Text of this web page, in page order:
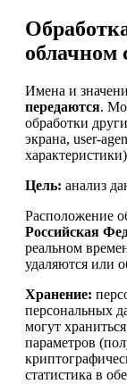
облачном
Имена и
передаются.
обработки
экрана, user-
Цель: анализ
Расположение
Российская
реальном
удаляются или
Хранение:
персональных
могут
параметров
статистика в